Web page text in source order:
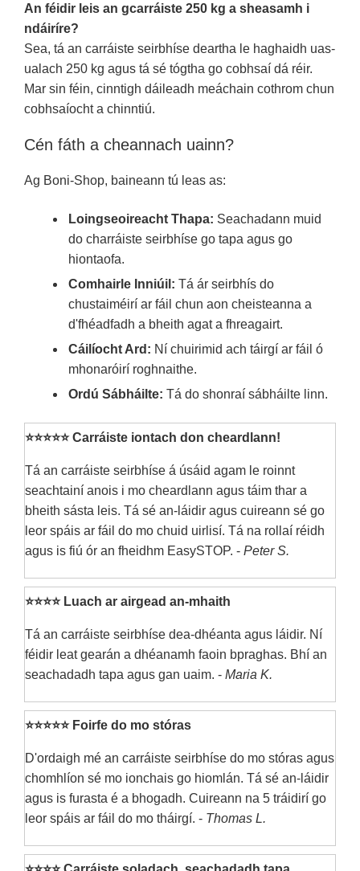
An féidir leis an gcarráiste 250 kg a sheasamh i
ndáiríre?
Sea, tá an carráiste seirbhíse deartha le haghaidh uas-
ualach 250 kg agus tá sé tógtha go cobhsaí dá réir.
Mar sin féin, cinntigh dáileadh meáchain cothrom chun
cobhsaíocht a chinntiú.
Cén fáth a cheannach uainn?
Ag Boni-Shop, baineann tú leas as:
Loingseoireacht Thapa: Seachadann muid
do charráiste seirbhíse go tapa agus go
hiontaofa.
Comhairle Inniúil: Tá ár seirbhís do
chustaiméirí ar fáil chun aon cheisteanna a
d'fhéadfadh a bheith agat a fhreagairt.
Cáilíocht Ard: Ní chuirimid ach táirgí ar fáil ó
mhonaróirí roghnaithe.
Ordú Sábháilte: Tá do shonraí sábháilte linn.
⭐⭐⭐⭐⭐ Carráiste iontach don cheardlann!
Tá an carráiste seirbhíse á úsáid agam le roinnt
seachtainí anois i mo cheardlann agus táim thar a
bheith sásta leis. Tá sé an-láidir agus cuireann sé go
leor spáis ar fáil do mo chuid uirlisí. Tá na rollaí réidh
agus is fiú ór an fheidhm EasySTOP. - Peter S.
⭐⭐⭐⭐ Luach ar airgead an-mhaith
Tá an carráiste seirbhíse dea-dhéanta agus láidir. Ní
féidir leat gearán a dhéanamh faoin bpraghas. Bhí an
seachadadh tapa agus gan uaim. - Maria K.
⭐⭐⭐⭐⭐ Foirfe do mo stóras
D'ordaigh mé an carráiste seirbhíse do mo stóras agus
chomhlíon sé mo ionchais go hiomlán. Tá sé an-láidir
agus is furasta é a bhogadh. Cuireann na 5 tráidirí go
leor spáis ar fáil do mo tháirgí. - Thomas L.